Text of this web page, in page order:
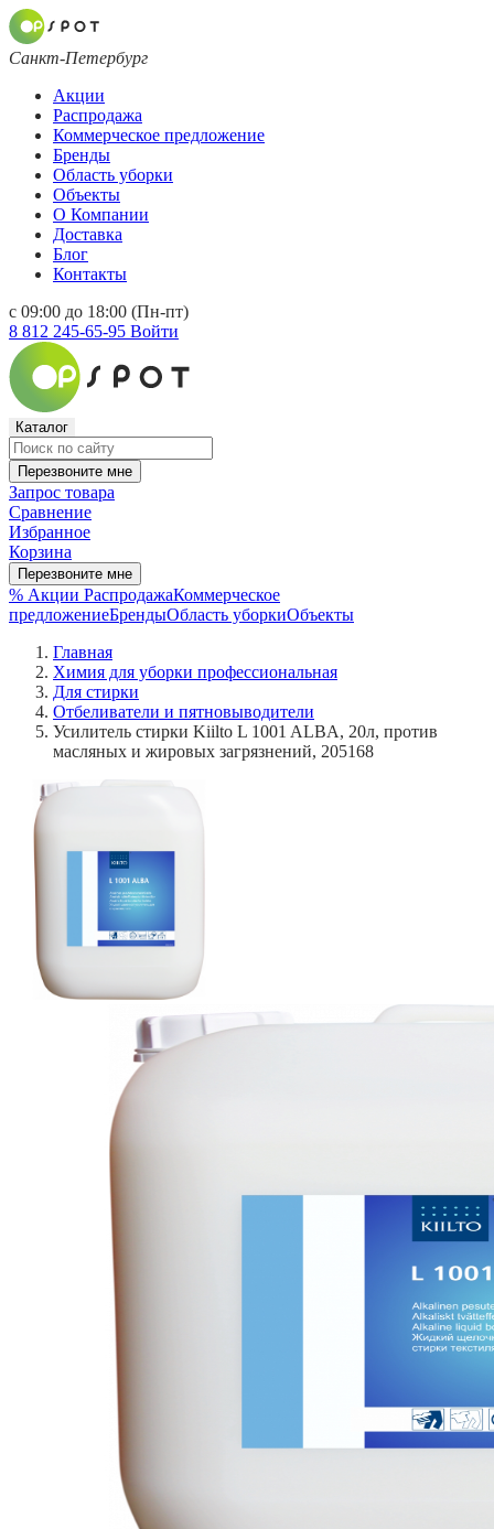
Санкт-Петербург
Акции
Распродажа
Коммерческое предложение
Бренды
Область уборки
Объекты
О Компании
Доставка
Блог
Контакты
с 09:00 до 18:00 (Пн-пт)
8 812 245-65-95 Войти
Каталог
Перезвоните мне
Запрос товара
Сравнение
Избранное
Корзина
Перезвоните мне
% Акции РаспродажаКоммерческое
предложениеБрендыОбласть уборкиОбъекты
Главная
Химия для уборки профессиональная
Для стирки
Отбеливатели и пятновыводители
Усилитель стирки Kiiltо L 1001 ALBA, 20л, против
масляных и жировых загрязнений, 205168